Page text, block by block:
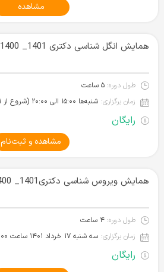
مشاهده
همایش انگل شناسی دکتری 1401_ 1400 دکتر بهروان
طول دوره: ۵ ساعت
زمان برگزاری: شنبه‌ها ۱۵:۰۰ الی ۲۰:۰۰ (شروع از ۲۱ خرداد ۱۴۰۱)
رایگان
مشاهده و ثبت‌نام
همایش ویروس شناسی دکتری1401_ 1400دکتر یزدانی
طول دوره: ۴ ساعت
زمان برگزاری: سه شنبه ۱۷ خرداد ۱۴۰۱‌ ساعت ۱۴:۰۰
رایگان